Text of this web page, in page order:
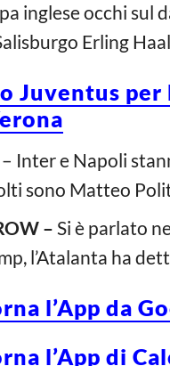
inglese occhi sul
Erling
Juventus
– Inter e Napoli
sono Matteo
– Si è parlato
l’Atalanta ha
l’App da
l’App di